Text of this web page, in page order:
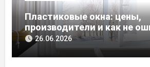
Пластиковые окна: цены,
производители и как не
выбором
26.06.2026